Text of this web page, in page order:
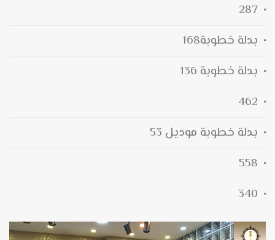
287
بدلة خطوبة168
بدلة خطوبة 136
462
بدلة خطوبة موديل 53
558
340